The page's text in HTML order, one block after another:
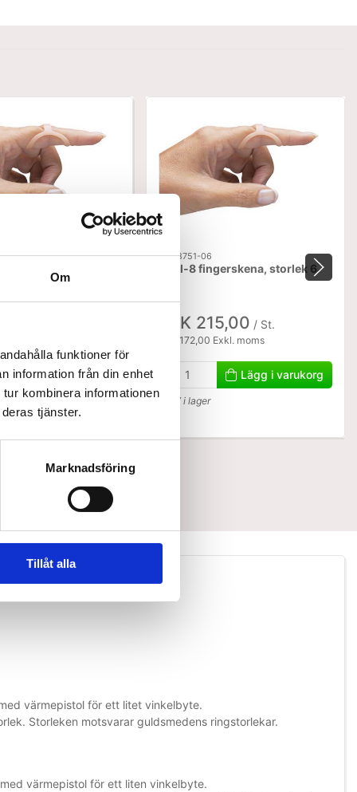
Om
funktioner för
information från din enhet
kombinera informationen
tjänster.
Marknadsföring
Tillåt alla
Lägg i varukorg
NC58751-06
Oval-8 fingerskena, storlek 6
SEK 215,00 / St.
SEK 172,00 Exkl. moms
Lägg i varukorg
7 i lager
värmepistol för ett litet vinkelbyte.
Storleken motsvarar guldsmedens ringstorlekar.
värmepistol för ett liten vinkelbyte.